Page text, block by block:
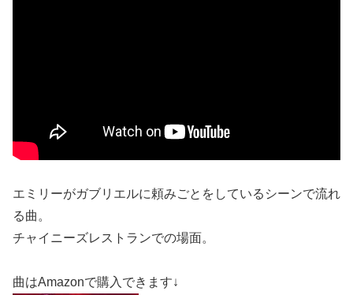
エミリーがガブリエルに頼みごとをしているシーンで流れ
る曲。
チャイニーズレストランでの場面。
曲はAmazonで購入できます↓